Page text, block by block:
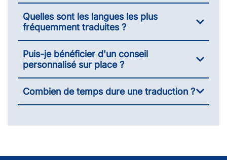
Quelles sont les langues les plus
fréquemment traduites ?
Puis-je bénéficier d'un conseil
personnalisé sur place ?
Combien de temps dure une traduction ?